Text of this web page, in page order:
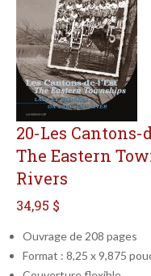
20-Les
The Eastern
Rivers
34,95 $
Ouvrage de 208 pages
Format : 8,25 x 9,875